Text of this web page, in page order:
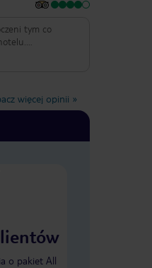
tym co
troszkę gorszego
Ogólnie pokoje
dla dzieci.
lokalizacja,
więcej opinii »
o pakiet All